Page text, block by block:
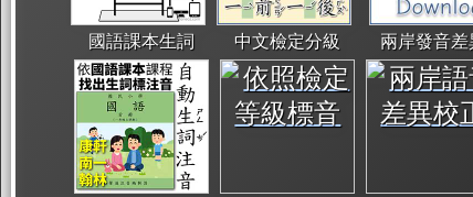
國語課本生詞 中文檢定分級 兩岸發音差